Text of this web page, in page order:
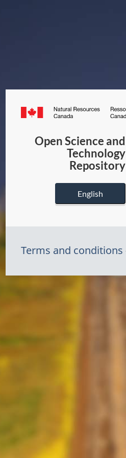
Canada.ca
Open Science and
Technology
Repository
English
Terms and conditions